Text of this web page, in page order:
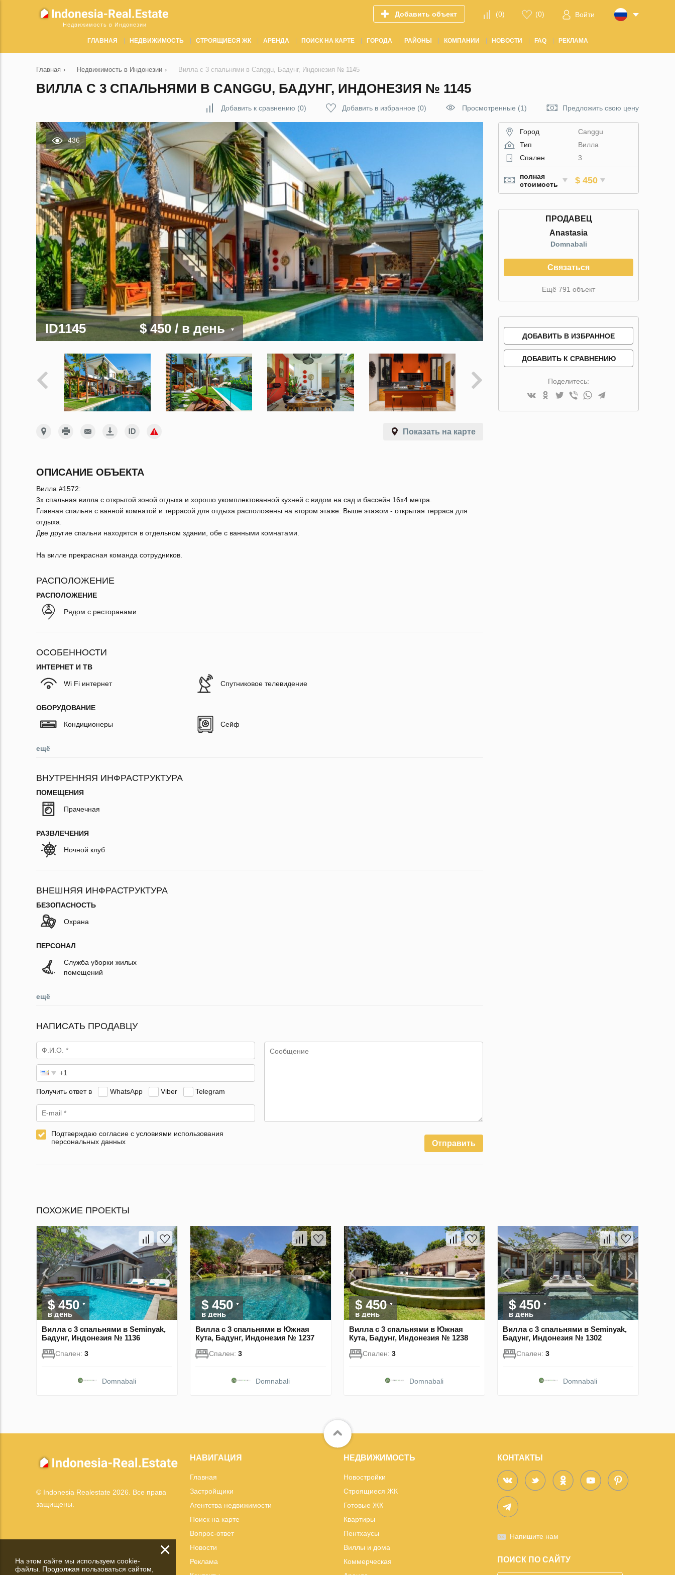
Недвижимость в Индонезии
Добавить объект (0) (0) Войти
ГЛАВНАЯ НЕДВИЖИМОСТЬ СТРОЯЩИЕСЯ ЖК АРЕНДА ПОИСК НА КАРТЕ ГОРОДА РАЙОНЫ КОМПАНИИ НОВОСТИ FAQ РЕКЛАМА
Главная › Недвижимость в Индонезии › Вилла с 3 спальнями в Canggu, Бадунг, Индонезия № 1145
ВИЛЛА С 3 СПАЛЬНЯМИ В CANGGU, БАДУНГ, ИНДОНЕЗИЯ № 1145
Добавить к сравнению (0) Добавить в избранное (0) Просмотренные (1) Предложить свою цену
436
ID1145 $ 450 / в день
Показать на карте
ОПИСАНИЕ ОБЪЕКТА
Вилла #1572:
3х спальная вилла с открытой зоной отдыха и хорошо укомплектованной кухней с видом на сад и бассейн 16x4 метра.
Главная спальня с ванной комнатой и террасой для отдыха расположены на втором этаже. Выше этажом - открытая терраса для
отдыха.
Две другие спальни находятся в отдельном здании, обе с ванными комнатами.
На вилле прекрасная команда сотрудников.
РАСПОЛОЖЕНИЕ
РАСПОЛОЖЕНИЕ
Рядом с ресторанами
ОСОБЕННОСТИ
ИНТЕРНЕТ И ТВ
Wi Fi интернет Спутниковое телевидение
ОБОРУДОВАНИЕ
Кондиционеры Сейф
ещё
ВНУТРЕННЯЯ ИНФРАСТРУКТУРА
ПОМЕЩЕНИЯ
Прачечная
РАЗВЛЕЧЕНИЯ
Ночной клуб
ВНЕШНЯЯ ИНФРАСТРУКТУРА
БЕЗОПАСНОСТЬ
Охрана
ПЕРСОНАЛ
Служба уборки жилых
помещений
ещё
НАПИСАТЬ ПРОДАВЦУ
Получить ответ в WhatsApp Viber Telegram
Подтверждаю согласие с условиями использования
персональных данных
Отправить
Город
Canggu
Тип
Вилла
Спален
3
полная
стоимость
$ 450
ПРОДАВЕЦ
Anastasia
Domnabali
Связаться
Ещё 791 объект
ДОБАВИТЬ В ИЗБРАННОЕ
ДОБАВИТЬ К СРАВНЕНИЮ
Поделитесь:
ПОХОЖИЕ ПРОЕКТЫ
$ 450
в день
Вилла с 3 спальнями в Seminyak,
Бадунг, Индонезия № 1136
Спален: 3
Domnabali
$ 450
в день
Вилла с 3 спальнями в Южная
Кута, Бадунг, Индонезия № 1237
Спален: 3
Domnabali
$ 450
в день
Вилла с 3 спальнями в Южная
Кута, Бадунг, Индонезия № 1238
Спален: 3
Domnabali
$ 450
в день
Вилла с 3 спальнями в Seminyak,
Бадунг, Индонезия № 1302
Спален: 3
Domnabali
© Indonesia Realestate 2026. Все права
защищены.
НАВИГАЦИЯ
Главная
Застройщики
Агентства недвижимости
Поиск на карте
Вопрос-ответ
Новости
Реклама
НЕДВИЖИМОСТЬ
Новостройки
Строящиеся ЖК
Готовые ЖК
Квартиры
Пентхаусы
Виллы и дома
Коммерческая
КОНТАКТЫ
Напишите нам
ПОИСК ПО САЙТУ
×
На этом сайте мы используем cookie-
файлы. Продолжая пользоваться сайтом,